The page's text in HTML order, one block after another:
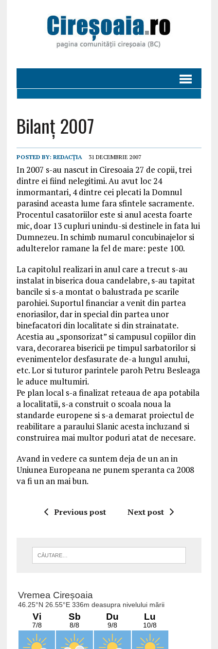
Bilanț 2007
POSTED BY: REDACȚIA 31 DECEMBRIE 2007
In 2007 s-au nascut in Ciresoaia 27 de copii, trei
dintre ei fiind nelegitimi. Au avut loc 24
inmormantari, 4 dintre cei plecati la Domnul
parasind aceasta lume fara sfintele sacramente.
Procentul casatoriilor este si anul acesta foarte
mic, doar 13 cupluri unindu-si destinele in fata lui
Dumnezeu. In schimb numarul concubinajelor si
adulterelor ramane la fel de mare: peste 100.
La capitolul realizari in anul care a trecut s-au
instalat in biserica doua candelabre, s-au tapitat
bancile si s-a montat o balustrada pe scarile
parohiei. Suportul financiar a venit din partea
enoriasilor, dar in special din partea unor
binefacatori din localitate si din strainatate.
Acestia au „sponsorizat” si campusul copiilor din
vara, decorarea bisericii pe timpul sarbatorilor si
evenimentelor desfasurate de-a lungul anului,
etc. Lor si tuturor parintele paroh Petru Besleaga
le aduce multumiri.
Pe plan local s-a finalizat reteaua de apa potabila
a localitatii, s-a construit o scoala noua la
standarde europene si s-a demarat proiectul de
reabilitare a paraului Slanic acesta incluzand si
construirea mai multor poduri atat de necesare.
Avand in vedere ca suntem deja de un an in
Uniunea Europeana ne punem speranta ca 2008
va fi un an mai bun.
Previous post Next post